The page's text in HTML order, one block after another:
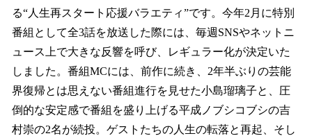
る“人生再スタート応援バラエティ”です。今年2月に特別
番組として全3話を放送した際には、毎週SNSやネットニ
ュース上で大きな反響を呼び、レギュラー化が決定いた
しました。番組MCには、前作に続き、2年半ぶりの芸能
界復帰とは思えない番組進行を見せた小島瑠璃子と、圧
倒的な安定感で番組を盛り上げる平成ノブシコブシの吉
村崇の2名が続投。ゲストたちの人生の転落と再起、そし